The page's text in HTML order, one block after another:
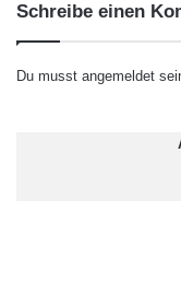
Akademischen
Apps fürs
F
ä
l
Schreibe einen
Du musst angemeldet